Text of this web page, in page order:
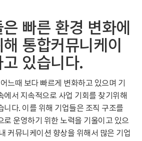
빠른 환경 변화에
통합커뮤니케이
있습니다.
느때 보다 빠르게 변화하고 있으며 기
에서 지속적으로 사업 기회를 찾기위해
니다. 이를 위해 기업들은 조직 구조를
로 운영하기 위한 노력을 기울이고 있으
커뮤니케이션 향상을 위해서 많은 기업